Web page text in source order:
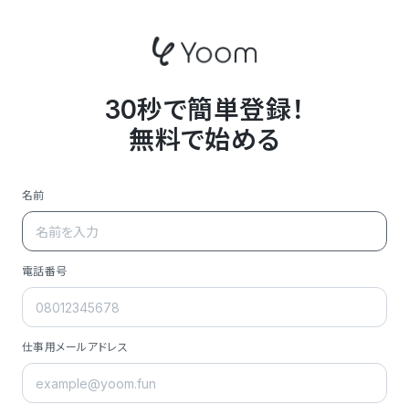
30秒で簡単登録！
無料で始める
名前
電話番号
仕事用メールアドレス